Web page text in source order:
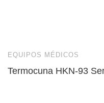
EQUIPOS MÉDICOS
Termocuna HKN-93